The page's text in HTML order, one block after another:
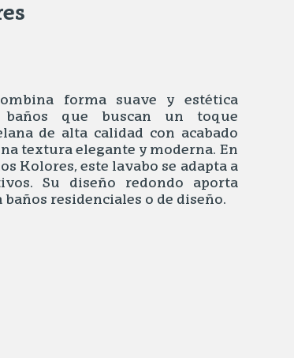
forma suave y estética
baños que buscan un toque
de alta calidad con acabado
textura elegante y moderna. En
Kolores, este lavabo se adapta a
Su diseño redondo aporta
residenciales o de diseño.